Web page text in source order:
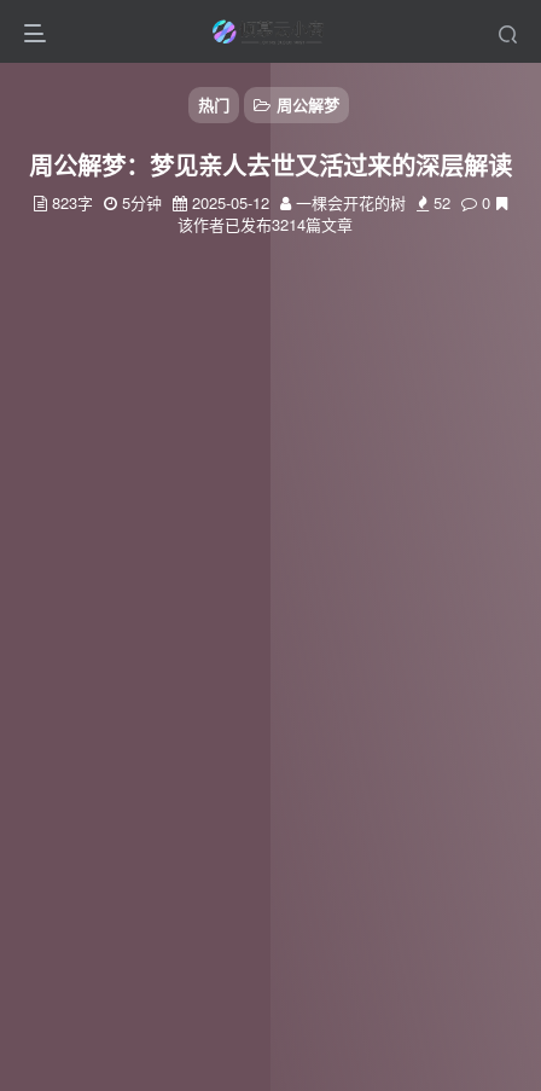
热门 周公解梦
周公解梦：梦见亲人去世又活过来的深层解读
823字 5分钟 2025-05-12 一棵会开花的树 52
0
该作者已发布3214篇文章